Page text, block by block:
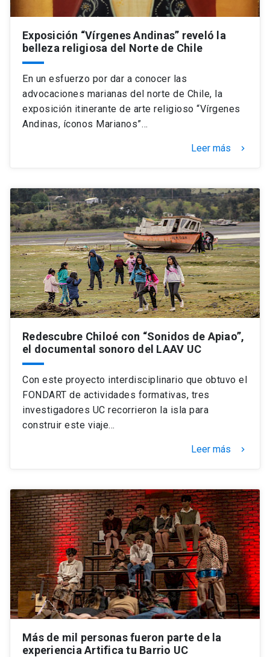
Exposición “Vírgenes Andinas” reveló la
belleza religiosa del Norte de Chile
En un esfuerzo por dar a conocer las
advocaciones marianas del norte de Chile, la
exposición itinerante de arte religioso “Vírgenes
Andinas, íconos Marianos”…
Leer más keyboard_arrow_right
Redescubre Chiloé con “Sonidos de Apiao”,
el documental sonoro del LAAV UC
Con este proyecto interdisciplinario que obtuvo el
FONDART de actividades formativas, tres
investigadores UC recorrieron la isla para
construir este viaje…
Leer más keyboard_arrow_right
Más de mil personas fueron parte de la
experiencia Artifica tu Barrio UC